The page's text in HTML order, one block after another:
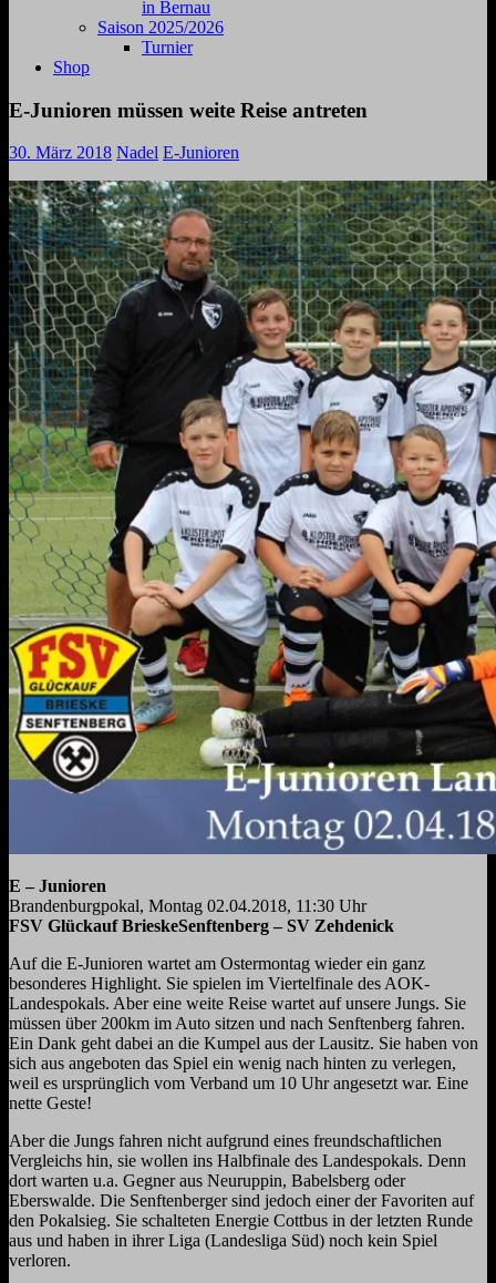
in Bernau
Saison 2025/2026
Turnier
Shop
E-Junioren müssen weite Reise antreten
30. März 2018 Nadel E-Junioren
E – Junioren
Brandenburgpokal, Montag 02.04.2018, 11:30 Uhr
FSV Glückauf BrieskeSenftenberg – SV Zehdenick
Auf die E-Junioren wartet am Ostermontag wieder ein ganz
besonderes Highlight. Sie spielen im Viertelfinale des AOK-
Landespokals. Aber eine weite Reise wartet auf unsere Jungs. Sie
müssen über 200km im Auto sitzen und nach Senftenberg fahren.
Ein Dank geht dabei an die Kumpel aus der Lausitz. Sie haben von
sich aus angeboten das Spiel ein wenig nach hinten zu verlegen,
weil es ursprünglich vom Verband um 10 Uhr angesetzt war. Eine
nette Geste!
Aber die Jungs fahren nicht aufgrund eines freundschaftlichen
Vergleichs hin, sie wollen ins Halbfinale des Landespokals. Denn
dort warten u.a. Gegner aus Neuruppin, Babelsberg oder
Eberswalde. Die Senftenberger sind jedoch einer der Favoriten auf
den Pokalsieg. Sie schalteten Energie Cottbus in der letzten Runde
aus und haben in ihrer Liga (Landesliga Süd) noch kein Spiel
verloren.